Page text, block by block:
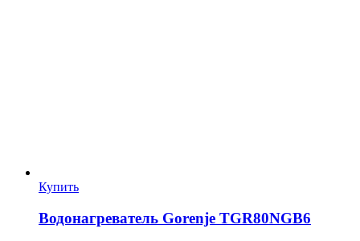
Купить
Водонагреватель Gorenje TGR80NGB6